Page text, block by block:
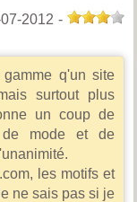
2012 -
q'un site
surtout plus
un coup de
mode et de
les motifs et
ne sais pas si je